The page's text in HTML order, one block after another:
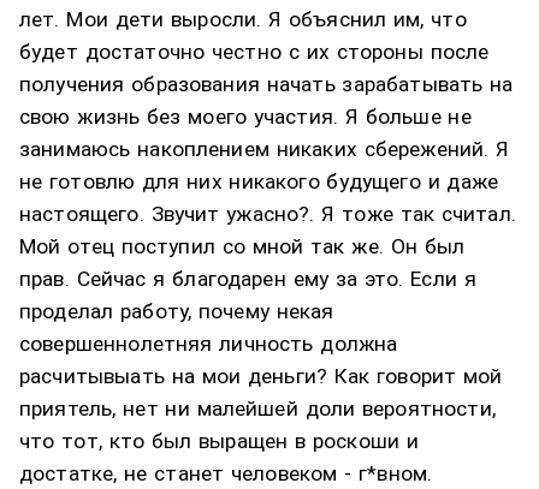
лет. Мои дети выросли. Я объяснил им, что
будет достаточно честно с их стороны после
получения образования начать зарабатывать на
свою жизнь без моего участия. Я больше не
занимаюсь накоплением никаких сбережений. Я
не готовлю для них никакого будущего и даже
настоящего. Звучит ужасно?. Я тоже так считал.
Мой отец поступил со мной так же. Он был
прав. Сейчас я благодарен ему за это. Если я
проделал работу, почему некая
совершеннолетняя личность должна
расчитывыать на мои деньги? Как говорит мой
приятель, нет ни малейшей доли вероятности,
что тот, кто был выращен в роскоши и
достатке, не станет человеком - г*вном.